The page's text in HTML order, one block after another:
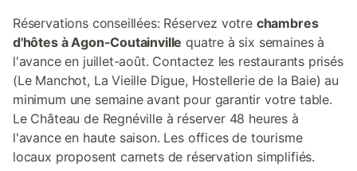
Réservations conseillées: Réservez votre chambres
d'hôtes à Agon-Coutainville quatre à six semaines à
l'avance en juillet-août. Contactez les restaurants prisés
(Le Manchot, La Vieille Digue, Hostellerie de la Baie) au
minimum une semaine avant pour garantir votre table.
Le Château de Regnéville à réserver 48 heures à
l'avance en haute saison. Les offices de tourisme
locaux proposent carnets de réservation simplifiés.